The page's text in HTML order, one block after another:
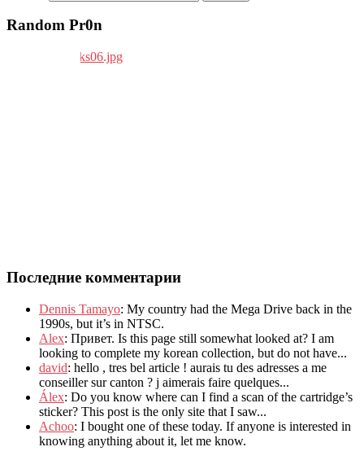
Random Pr0n
Последние комментарии
Dennis Tamayo: My country had the Mega Drive back in the
1990s, but it’s in NTSC.
Alex: Привет. Is this page still somewhat looked at? I am
looking to complete my korean collection, but do not have...
david: hello , tres bel article ! aurais tu des adresses a me
conseiller sur canton ? j aimerais faire quelques...
Álex: Do you know where can I find a scan of the cartridge’s
sticker? This post is the only site that I saw...
Achoo: I bought one of these today. If anyone is interested in
knowing anything about it, let me know.